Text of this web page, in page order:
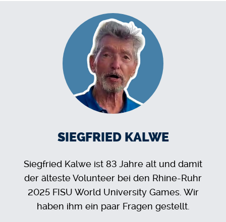
SIEGFRIED KALWE
Siegfried Kalwe ist 83 Jahre alt und damit
der älteste Volunteer bei den Rhine-Ruhr
2025 FISU World University Games. Wir
haben ihm ein paar Fragen gestellt.